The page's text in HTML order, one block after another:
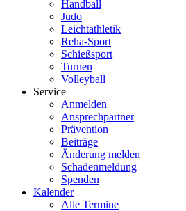
Handball
Judo
Leichtathletik
Reha-Sport
Schießsport
Turnen
Volleyball
Service
Anmelden
Ansprechpartner
Prävention
Beiträge
Änderung melden
Schadenmeldung
Spenden
Kalender
Alle Termine